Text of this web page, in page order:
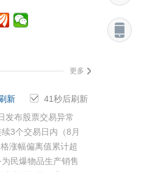
更多
40秒后刷新
新
发布股票交易异常
3个交易日内（8月
涨幅偏离值累计超
民爆物品生产销售